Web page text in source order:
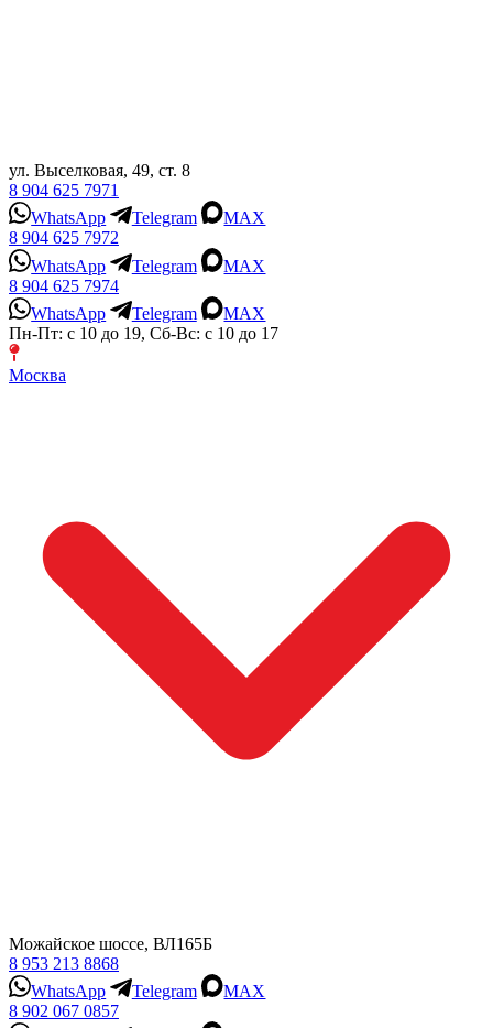
ул. Выселковая, 49, ст. 8
8 904 625 7971
WhatsApp
Telegram
MAX
8 904 625 7972
WhatsApp
Telegram
MAX
8 904 625 7974
WhatsApp
Telegram
MAX
Пн-Пт: с 10 до 19, Сб-Вс: с 10 до 17
Москва
Можайское шоссе, ВЛ165Б
8 953 213 8868
WhatsApp
Telegram
MAX
8 902 067 0857